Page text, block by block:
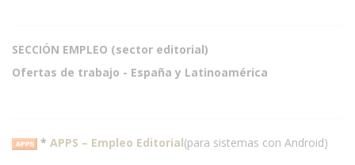
SECCIÓN EMPLEO (sector editorial)
Ofertas de trabajo - España y Latinoamérica
* APPS – Empleo Editorial(para sistemas con Android)